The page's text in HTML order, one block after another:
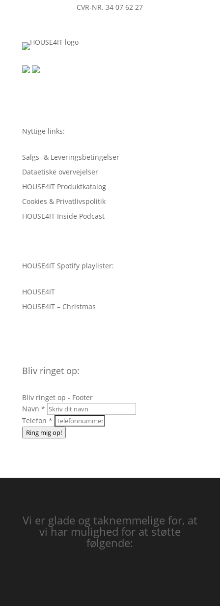
CVR-NR. 34 07 62 27
Nyttige links:
Salgs- & Leveringsbetingelser
Dataetiske overvejelser
HOUSE4IT Produktkatalog
Cookies & Privatlivspolitik
HOUSE4IT Inside Podcast
HOUSE4IT Spotify playlister:
HOUSE4IT
HOUSE4IT – Christmas
Bliv ringet op:
Bliv ringet op - Footer
Navn *
Telefon *
Ring mig op!
Vi er glade og taknemmelige for, at
vi har mulighed for at støtte
følgende: